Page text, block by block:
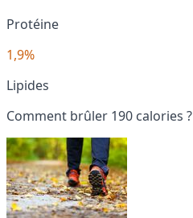
Protéine
1,9%
Lipides
Comment brûler 190 calories ?